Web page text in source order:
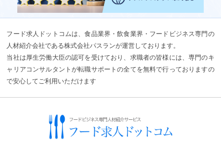
フード求人ドットコムは、食品業界・飲食業界・フードビジネス専門の
人材紹介会社である株式会社パスランが運営しております。
当社は厚生労働大臣の認可を受けており、求職者の皆様には、専門のキ
ャリアコンサルタントが転職サポートの全てを無料で行っておりますの
で安心してご利用いただけます